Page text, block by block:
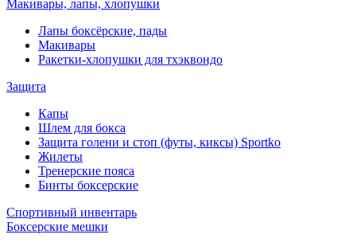
Макивары, лапы, хлопушки
Лапы боксёрские, пады
Макивары
Ракетки-хлопушки для тхэквондо
Защита
Капы
Шлем для бокса
Защита голени и стоп (футы, киксы) Sportko
Жилеты
Тренерские пояса
Бинты боксерские
Спортивный инвентарь
Боксерские мешки